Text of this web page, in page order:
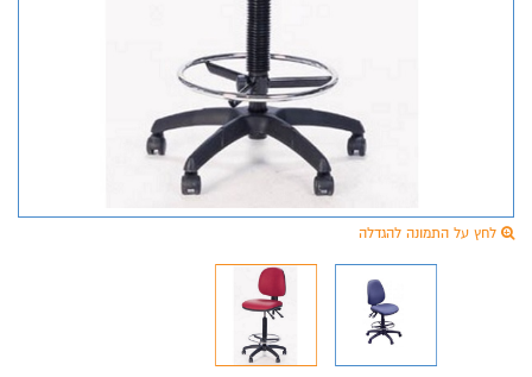
לחץ על התמונה להגדלה